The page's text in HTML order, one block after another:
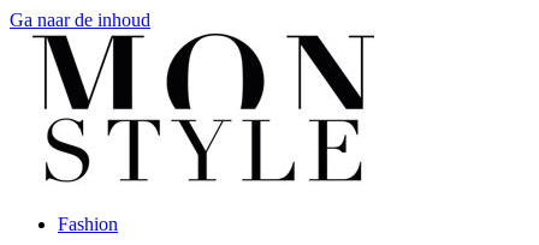
Ga naar de inhoud
Fashion